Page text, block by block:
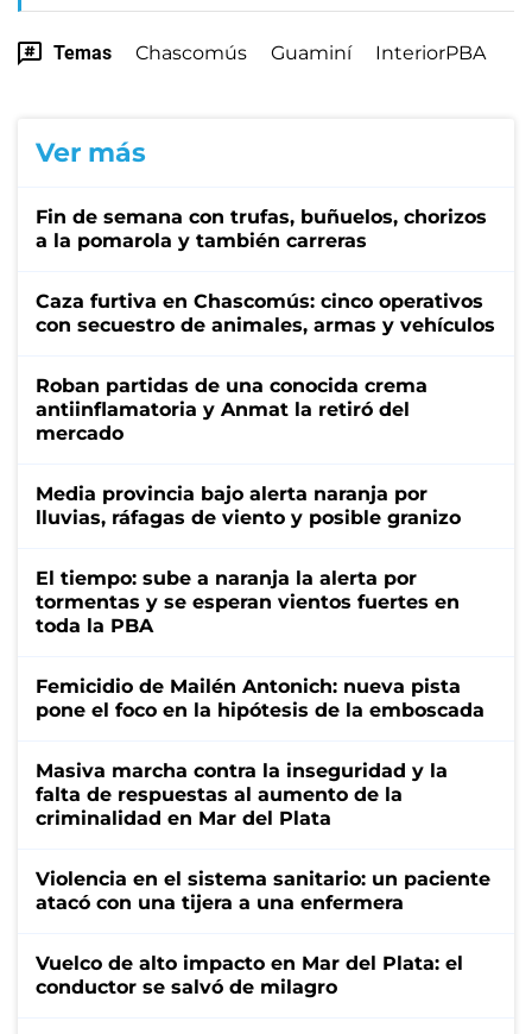
Temas Chascomús Guaminí InteriorPBA
Ver más
Fin de semana con trufas, buñuelos, chorizos
a la pomarola y también carreras
Caza furtiva en Chascomús: cinco operativos
con secuestro de animales, armas y vehículos
Roban partidas de una conocida crema
antiinflamatoria y Anmat la retiró del
mercado
Media provincia bajo alerta naranja por
lluvias, ráfagas de viento y posible granizo
El tiempo: sube a naranja la alerta por
tormentas y se esperan vientos fuertes en
toda la PBA
Femicidio de Mailén Antonich: nueva pista
pone el foco en la hipótesis de la emboscada
Masiva marcha contra la inseguridad y la
falta de respuestas al aumento de la
criminalidad en Mar del Plata
Violencia en el sistema sanitario: un paciente
atacó con una tijera a una enfermera
Vuelco de alto impacto en Mar del Plata: el
conductor se salvó de milagro